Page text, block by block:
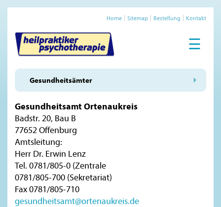
Home Sitemap Bestellung Kontakt
☰
Gesundheitsämter
Gesundheitsamt Ortenaukreis
Badstr. 20, Bau B
77652 Offenburg
Amtsleitung:
Herr Dr. Erwin Lenz
Tel. 0781/805-0 (Zentrale
0781/805-700 (Sekretariat)
Fax 0781/805-710
gesundheitsamt@ortenaukreis.de